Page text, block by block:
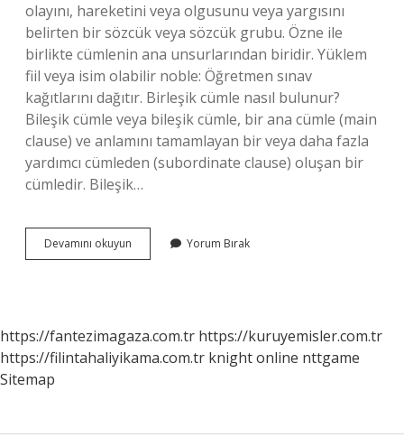
olayını, hareketini veya olgusunu veya yargısını
belirten bir sözcük veya sözcük grubu. Özne ile
birlikte cümlenin ana unsurlarından biridir. Yüklem
fiil veya isim olabilir noble: Öğretmen sınav
kağıtlarını dağıtır. Birleşik cümle nasıl bulunur?
Bileşik cümle veya bileşik cümle, bir ana cümle (main
clause) ve anlamını tamamlayan bir veya daha fazla
yardımcı cümleden (subordinate clause) oluşan bir
cümledir. Bileşik…
Devamını okuyun
Yüklem
Yorum Bırak
https://fantezimagaza.com.tr https://kuruyemisler.com.tr
https://filintahaliyikama.com.tr knight online nttgame
Sitemap